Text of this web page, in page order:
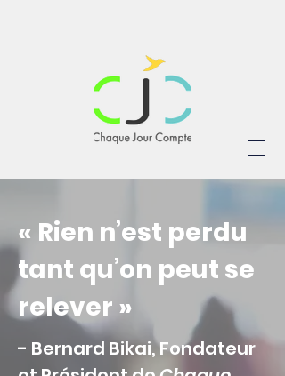
« Rien n’est perdu
tant qu’on peut se
relever »
- Bernard Bikai, Fondateur